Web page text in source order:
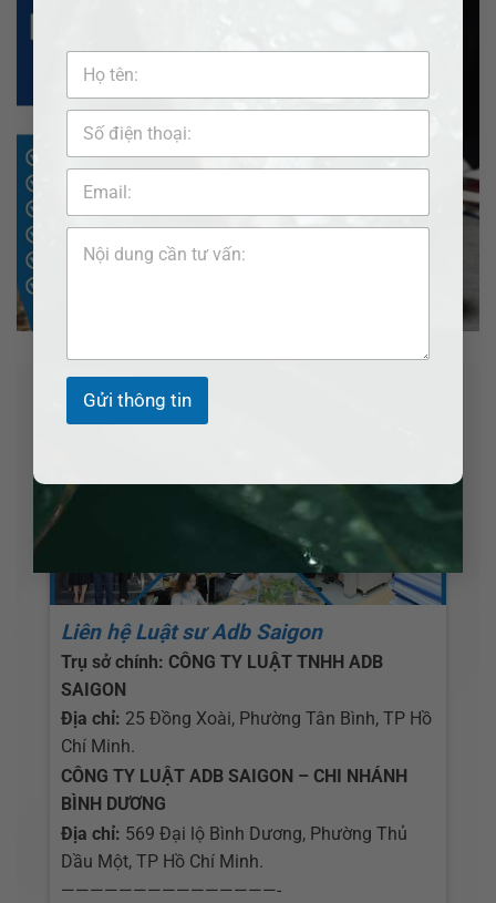
Gửi thông tin
Liên hệ Luật sư Adb Saigon
Trụ sở chính: CÔNG TY LUẬT TNHH ADB
SAIGON
Địa chỉ: 25 Đồng Xoài, Phường Tân Bình, TP Hồ
Chí Minh.
CÔNG TY LUẬT ADB SAIGON – CHI NHÁNH
BÌNH DƯƠNG
Địa chỉ: 569 Đại lộ Bình Dương, Phường Thủ
Dầu Một, TP Hồ Chí Minh.
———————————————-